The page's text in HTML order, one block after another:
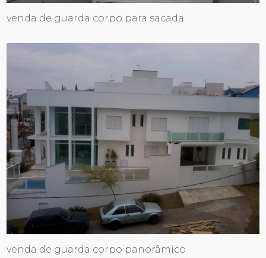
venda de guarda corpo para sacada
venda de guarda corpo panorâmico